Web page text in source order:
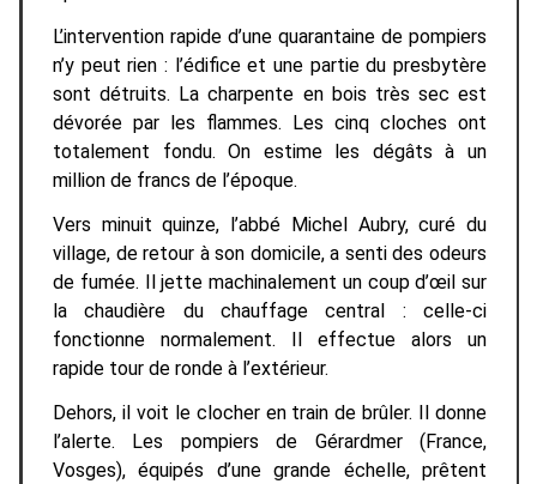
L’intervention rapide d’une quarantaine de pompiers
n’y peut rien : l’édifice et une partie du presbytère
sont détruits. La charpente en bois très sec est
dévorée par les flammes. Les cinq cloches ont
totalement fondu. On estime les dégâts à un
million de francs de l’époque.
Vers minuit quinze, l’abbé Michel Aubry, curé du
village, de retour à son domicile, a senti des odeurs
de fumée. Il jette machinalement un coup d’œil sur
la chaudière du chauffage central : celle-ci
fonctionne normalement. Il effectue alors un
rapide tour de ronde à l’extérieur.
Dehors, il voit le clocher en train de brûler. Il donne
l’alerte. Les pompiers de Gérardmer (France,
Vosges), équipés d’une grande échelle, prêtent